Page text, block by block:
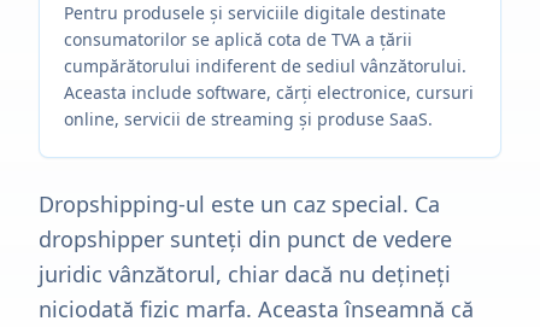
Pentru produsele și serviciile digitale destinate
consumatorilor se aplică cota de TVA a țării
cumpărătorului indiferent de sediul vânzătorului.
Aceasta include software, cărți electronice, cursuri
online, servicii de streaming și produse SaaS.
Dropshipping-ul este un caz special. Ca
dropshipper sunteți din punct de vedere
juridic vânzătorul, chiar dacă nu dețineți
niciodată fizic marfa. Aceasta înseamnă că